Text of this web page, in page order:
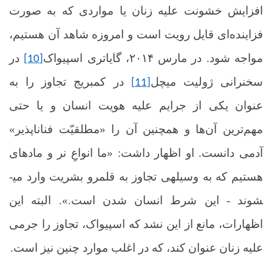
افزایش خشونت علیه زنان یا مواردی که به صورت
فزاینده‌ای قایل رویت است و امروزه شاهد آن هستیم،
مواجه شود. در مارس ۲۰۱۴، گایاتری اسپیواک
در
سخنرانی ژولیت میچل
در کمبریج تجاوز را به
عنوان یکی از جرایم علیه هویت انسان و یا حتی
مهم‌ترین آن‌ها و همچنین آن را «مطلقیّت فناناپذیر»
آدمی دانست. او اظهار داشت: «ما انواعِ نر و ماده­ای
هستیم که به وسیله­ی تجاوز به قلمرو بشریت وارد می­
شوند- این شرط انسان شدن است.». البته این
اظهارات، مانع از این نشد که اسپیواک، تجاوز را جرمی
علیه زنان عنوان کند، که در اغلب موارد چنین نیز است.